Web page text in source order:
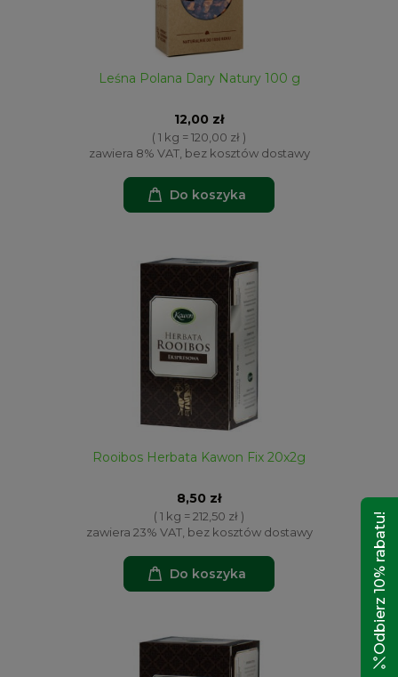
Leśna Polana Dary Natury 100 g
12,00 zł
( 1 kg = 120,00 zł )
zawiera 8% VAT, bez kosztów dostawy
Do koszyka
Rooibos Herbata Kawon Fix 20x2g
8,50 zł
( 1 kg = 212,50 zł )
zawiera 23% VAT, bez kosztów dostawy
Do koszyka Odbierz 10% rabatu!